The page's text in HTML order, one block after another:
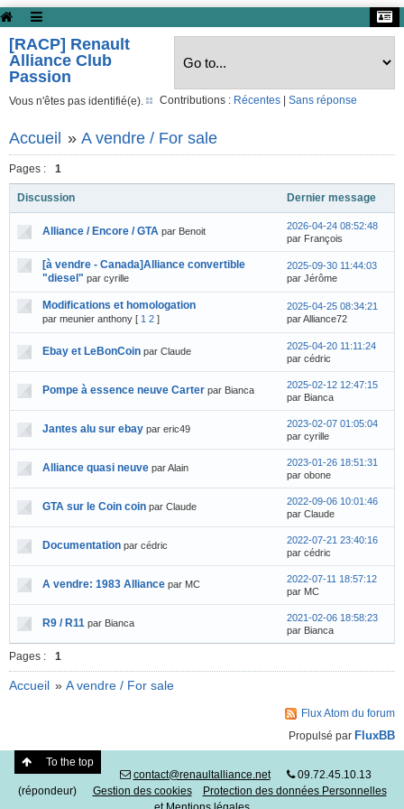
[RACP] Renault
Alliance Club
Passion
Vous n'êtes pas identifié(e). Contributions : Récentes Sans réponse
Accueil »A vendre / For sale
Pages : 1
Discussion Dernier message
Alliance / Encore / GTA par Benoit
2026-04-24 08:52:48
par François
[à vendre - Canada]Alliance convertible
"diesel" par cyrille
2025-09-30 11:44:03
par Jérôme
Modifications et homologation
par meunier anthony [ 1 2 ]
2025-04-25 08:34:21
par Alliance72
Ebay et LeBonCoin par Claude
2025-04-20 11:11:24
par cédric
Pompe à essence neuve Carter par Bianca
2025-02-12 12:47:15
par Bianca
Jantes alu sur ebay par eric49
2023-02-07 01:05:04
par cyrille
Alliance quasi neuve par Alain
2023-01-26 18:51:31
par obone
GTA sur le Coin coin par Claude
2022-09-06 10:01:46
par Claude
Documentation par cédric
2022-07-21 23:40:16
par cédric
A vendre: 1983 Alliance par MC
2022-07-11 18:57:12
par MC
R9 / R11 par Bianca
2021-02-06 18:58:23
par Bianca
Pages : 1
Accueil » A vendre / For sale
Flux Atom du forum
Propulsé par FluxBB
To the top
contact@renaultalliance.net
09.72.45.10.13
(répondeur) Gestion des cookies
Protection des données Personnelles